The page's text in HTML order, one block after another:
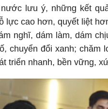
lưu ý, những kết
lực cao hơn, quyết liệt
nghĩ, dám làm, dám
chuyển đổi xanh; chăm
triển nhanh, bền vững,